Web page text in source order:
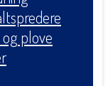
plove